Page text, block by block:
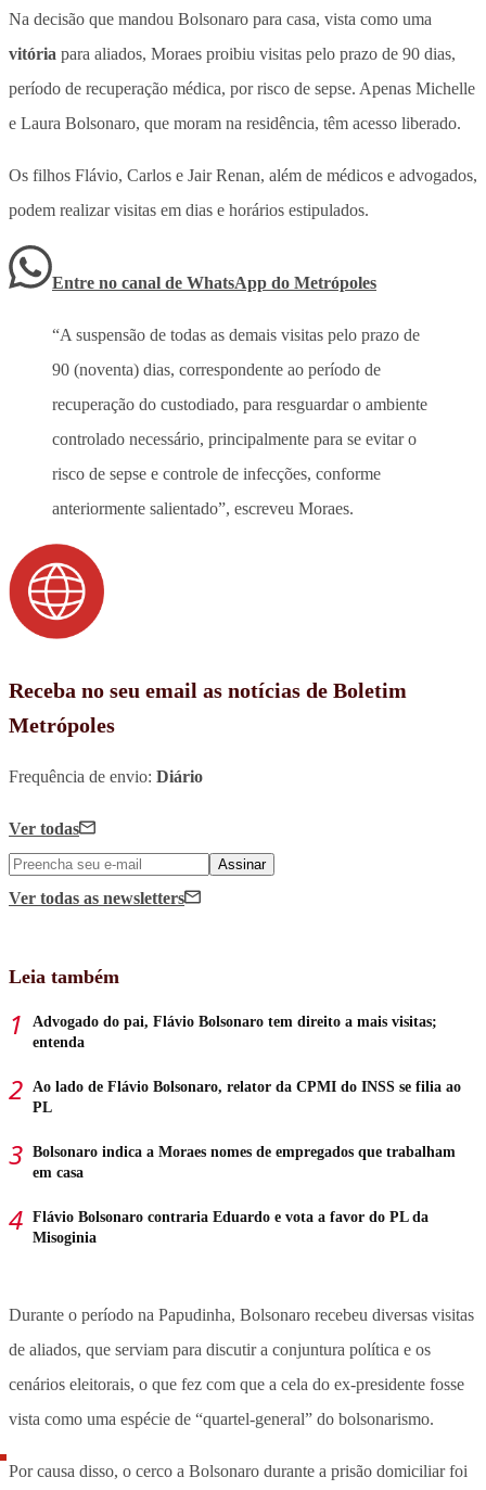
Na decisão que mandou Bolsonaro para casa, vista como uma
vitória para aliados, Moraes proibiu visitas pelo prazo de 90 dias,
período de recuperação médica, por risco de sepse. Apenas Michelle
e Laura Bolsonaro, que moram na residência, têm acesso liberado.
Os filhos Flávio, Carlos e Jair Renan, além de médicos e advogados,
podem realizar visitas em dias e horários estipulados.
Entre no canal de WhatsApp do Metrópoles
“A suspensão de todas as demais visitas pelo prazo de
90 (noventa) dias, correspondente ao período de
recuperação do custodiado, para resguardar o ambiente
controlado necessário, principalmente para se evitar o
risco de sepse e controle de infecções, conforme
anteriormente salientado”, escreveu Moraes.
Receba no seu email as notícias de Boletim
Metrópoles
Frequência de envio: Diário
Ver todas
Assinar
Ver todas as newsletters
Leia também
Advogado do pai, Flávio Bolsonaro tem direito a mais visitas;
entenda
Ao lado de Flávio Bolsonaro, relator da CPMI do INSS se filia ao
PL
Bolsonaro indica a Moraes nomes de empregados que trabalham
em casa
Flávio Bolsonaro contraria Eduardo e vota a favor do PL da
Misoginia
Durante o período na Papudinha, Bolsonaro recebeu diversas visitas
de aliados, que serviam para discutir a conjuntura política e os
cenários eleitorais, o que fez com que a cela do ex-presidente fosse
vista como uma espécie de “quartel-general” do bolsonarismo.
Por causa disso, o cerco a Bolsonaro durante a prisão domiciliar foi